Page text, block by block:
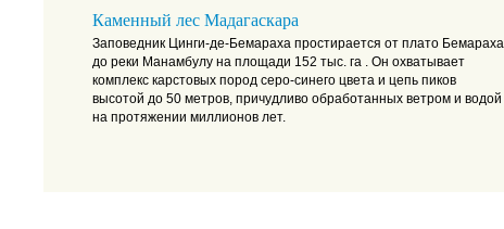
Именно в эту эпоху сформировались первые расы
Эльфов — квенди, что в переводе с эльфийского
означает «говорящие»...»
Каменный лес Мадагаскара
Заповедник Цинги-де-Бемараха простирается от плато Бемараха
до реки Манамбулу на площади 152 тыс. га . Он охватывает
комплекс карстовых пород серо-синего цвета и цепь пиков
высотой до 50 метров, причудливо обработанных ветром и водой
на протяжении миллионов лет.